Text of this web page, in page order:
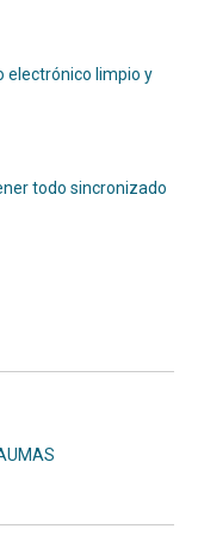
electrónico limpio y
todo sincronizado